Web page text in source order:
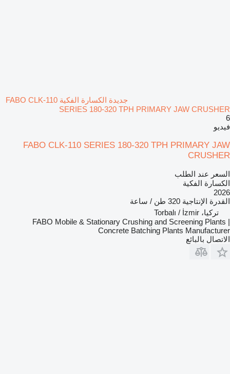
جديدة الكسارة الفكية FABO CLK-110
SERIES 180-320 TPH PRIMARY JAW CRUSHER
6
فيديو
FABO CLK-110 SERIES 180-320 TPH PRIMARY JAW
CRUSHER
السعر عند الطلب
الكسارة الفكية
2026
القدرة الإنتاجية 320 طن / ساعة
تركيا، Torbalı / İzmir
FABO Mobile & Stationary Crushing and Screening Plants |
Concrete Batching Plants Manufacturer
الاتصال بالبائع